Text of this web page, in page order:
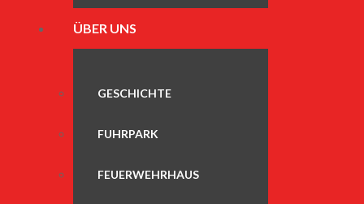
ÜBER UNS
GESCHICHTE
FUHRPARK
FEUERWEHRHAUS